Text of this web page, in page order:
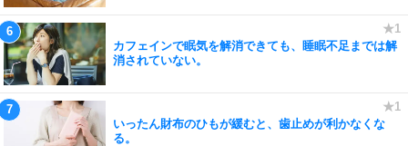
カフェインで眠気を解消できても、睡眠不足までは解
消されていない。
いったん財布のひもが緩むと、歯止めが利かなくな
る。